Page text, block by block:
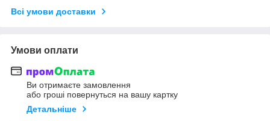
Всі умови доставки
Умови оплати
Ви отримаєте замовлення
або гроші повернуться на вашу картку
Детальніше